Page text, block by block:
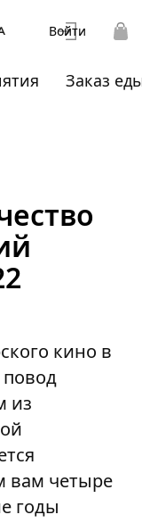
Войти
Заказ
кино в
из
вам четыре
годы